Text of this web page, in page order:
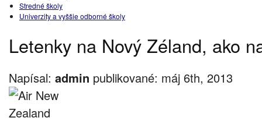
Stredné školy
Univerzity a vyššie odborné školy
Letenky na Nový Zéland, ako
Napísal: admin publikované: máj 6th, 2013